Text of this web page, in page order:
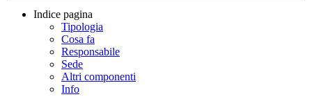
Indice pagina
Tipologia
Cosa fa
Responsabile
Sede
Altri componenti
Info